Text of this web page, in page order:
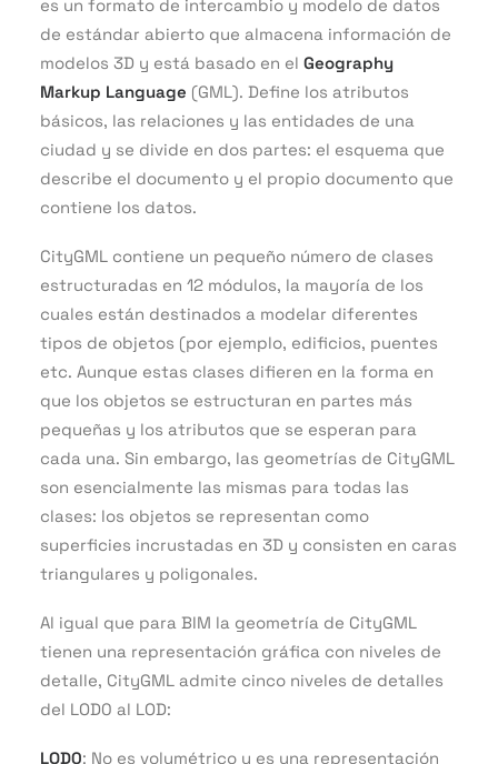
es un formato de intercambio y modelo de datos
de estándar abierto que almacena información de
modelos 3D y está basado en el Geography
Markup Language (GML). Define los atributos
básicos, las relaciones y las entidades de una
ciudad y se divide en dos partes: el esquema que
describe el documento y el propio documento que
contiene los datos.
CityGML contiene un pequeño número de clases
estructuradas en 12 módulos, la mayoría de los
cuales están destinados a modelar diferentes
tipos de objetos (por ejemplo, edificios, puentes
etc. Aunque estas clases difieren en la forma en
que los objetos se estructuran en partes más
pequeñas y los atributos que se esperan para
cada una. Sin embargo, las geometrías de CityGML
son esencialmente las mismas para todas las
clases: los objetos se representan como
superficies incrustadas en 3D y consisten en caras
triangulares y poligonales.
Al igual que para BIM la geometría de CityGML
tienen una representación gráfica con niveles de
detalle, CityGML admite cinco niveles de detalles
del LOD0 al LOD:
LOD0: No es volumétrico y es una representación